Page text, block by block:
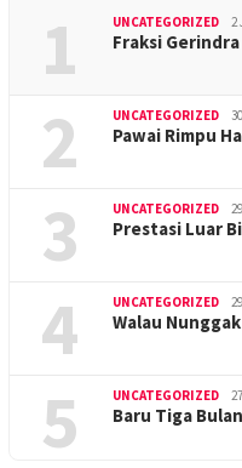
1 UNCATEGORIZED 2
Fraksi
2 UNCATEGORIZED
Pawai Rimpu
3 UNCATEGORIZED
Prestasi Luar
4 UNCATEGORIZED
Walau
5 UNCATEGORIZED
Baru Tiga